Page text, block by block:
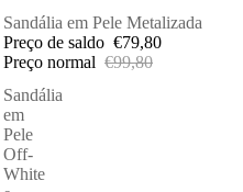
ESGOTADO
Sandália em Pele Metalizada
Preço de saldo €79,80
Preço normal €99,80
Sandália
em
Pele
Off-
White